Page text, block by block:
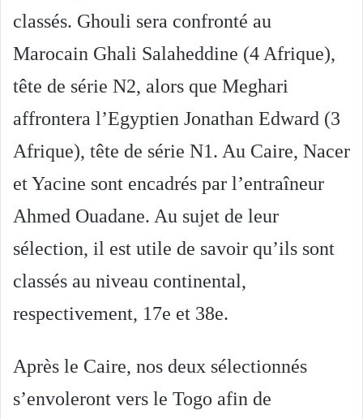
classés. Ghouli sera confronté au
Marocain Ghali Salaheddine (4 Afrique),
tête de série N2, alors que Meghari
affrontera l’Egyptien Jonathan Edward (3
Afrique), tête de série N1. Au Caire, Nacer
et Yacine sont encadrés par l’entraîneur
Ahmed Ouadane. Au sujet de leur
sélection, il est utile de savoir qu’ils sont
classés au niveau continental,
respectivement, 17e et 38e.
Après le Caire, nos deux sélectionnés
s’envoleront vers le Togo afin de